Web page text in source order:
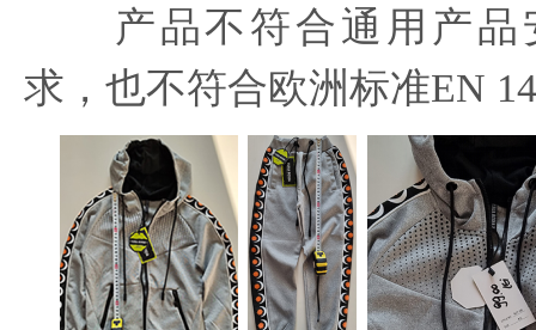
产品不符合通用产品
求，也不符合欧洲标准EN